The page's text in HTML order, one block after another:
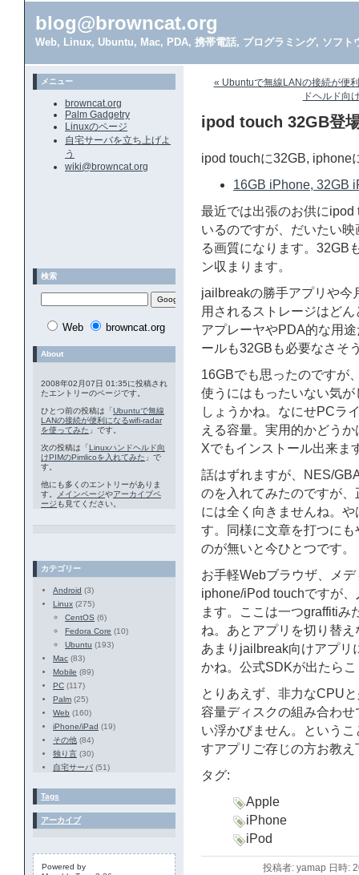
blog@browncat.org
Web, Linux, Ubuntu, Mac, PDA, 携帯電話, プログラミング, ソフト
« Ubuntuで無線LANの接続が便
ドヘルド向
ipod touch 32GB登
ipod touchに32GB, iphone
16GB iPhone, 32GB
最近では出張のお供に
いるのですが、だいたい
る画質になります。32GB
ン収まります。
jailbreakの勝手アプリや今
用されるストレージはど
アプレーヤやPDA的な用
ールも32GBも必要なさそ
16GBでも思ったのですが
使うにはもったいない気
しょうかね。なにせPCラ
える容量。実用的かどう
Xでもインストール出来ま
話はずれますが、NES/
のを入れてみたのですが
には全く向きませんね。
す。同様に文章を打つに
のが無いと今ひとつです。
お手軽Webブラウザ、メ
iphone/iPod touchですが
ます。ここは一つgraffitiみ
ね。あとアプリを切り替
あまりjailbreak向けアプリ
かね。公式SDKが出たら
とりあえず、非力なCPU
容量ディスクの組み合わ
い浮かびません。という
すアプリご存じの方お教え
タグ:
Apple
iPhone
iPod
投稿者: yamap 日時:
メニュー
browncat.org
Palm Gadgetry
Linuxのページ
自宅サーバを立ち上げよ
う
wiki@browncat.org
検索
Web browncat.org
About
2008年02月07日 01:35に投稿され
たエントリーのページです。
ひとつ前の投稿は「Ubuntuで無線
LANの接続が便利になるwifi-radar
を使ってみた 」です。
次の投稿は「Linuxハンドヘルド向
けPIMのPimlicoを入れてみた 」で
す。
他にも多くのエントリーがありま
す。
メインページやアーカイブペ
ージ も見てください。
カテゴリー
Android (3)
Linux (275)
CentOS (6)
Fedora Core (10)
Ubuntu (193)
Mac (83)
Mobile (89)
PC (117)
Palm (25)
Web (160)
iPhone/iPad (19)
その他 (84)
独り言 (30)
自宅サーバ (51)
Tags
アーカイブ
Powered by